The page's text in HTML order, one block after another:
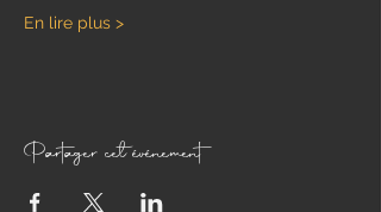
En lire plus >
Partager cet événement